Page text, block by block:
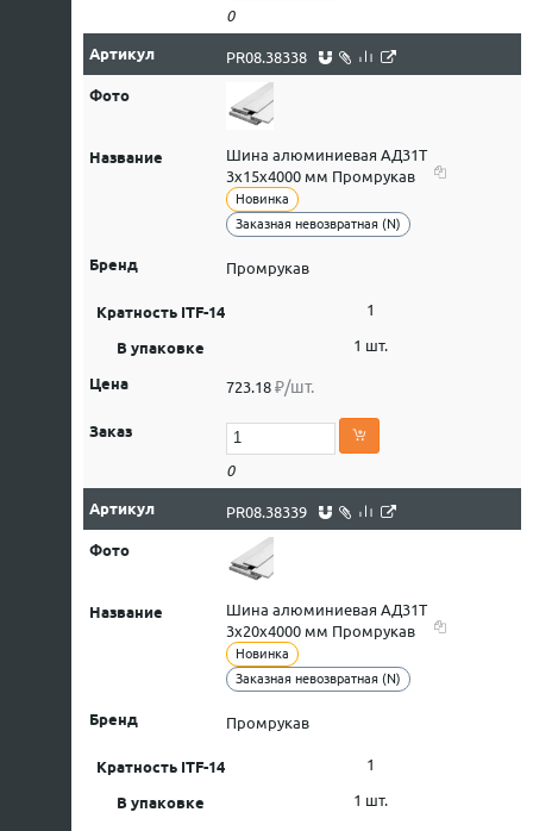
0
PR08.38338
Шина алюминиевая АД31Т
3х15х4000 мм Промрукав
Новинка
Заказная невозвратная (N)
Промрукав
1
1 шт.
723.18 ₽/шт.
0
PR08.38339
Шина алюминиевая АД31Т
3х20х4000 мм Промрукав
Новинка
Заказная невозвратная (N)
Промрукав
1
1 шт.